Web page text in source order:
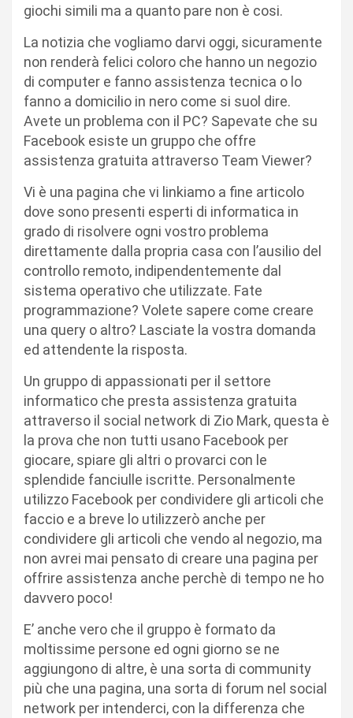
giochi simili ma a quanto pare non è cosi.
La notizia che vogliamo darvi oggi, sicuramente
non renderà felici coloro che hanno un negozio
di computer e fanno assistenza tecnica o lo
fanno a domicilio in nero come si suol dire.
Avete un problema con il PC? Sapevate che su
Facebook esiste un gruppo che offre
assistenza gratuita attraverso Team Viewer?
Vi è una pagina che vi linkiamo a fine articolo
dove sono presenti esperti di informatica in
grado di risolvere ogni vostro problema
direttamente dalla propria casa con l’ausilio del
controllo remoto, indipendentemente dal
sistema operativo che utilizzate. Fate
programmazione? Volete sapere come creare
una query o altro? Lasciate la vostra domanda
ed attendente la risposta.
Un gruppo di appassionati per il settore
informatico che presta assistenza gratuita
attraverso il social network di Zio Mark, questa è
la prova che non tutti usano Facebook per
giocare, spiare gli altri o provarci con le
splendide fanciulle iscritte. Personalmente
utilizzo Facebook per condividere gli articoli che
faccio e a breve lo utilizzerò anche per
condividere gli articoli che vendo al negozio, ma
non avrei mai pensato di creare una pagina per
offrire assistenza anche perchè di tempo ne ho
davvero poco!
E’ anche vero che il gruppo è formato da
moltissime persone ed ogni giorno se ne
aggiungono di altre, è una sorta di community
più che una pagina, una sorta di forum nel social
network per intenderci, con la differenza che